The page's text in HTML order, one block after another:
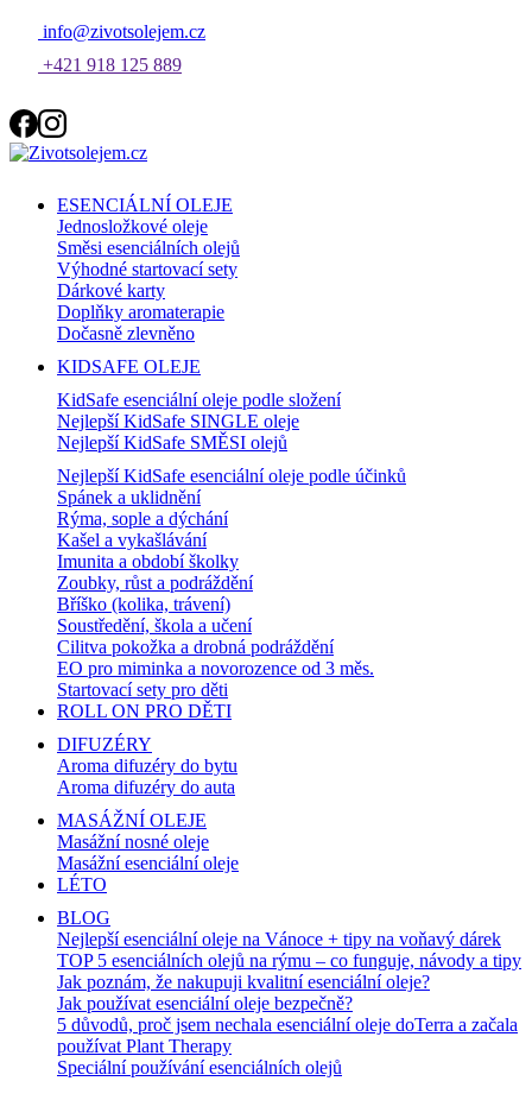
info@zivotsolejem.cz
+421 918 125 889
ESENCIÁLNÍ OLEJE
Jednosložkové oleje
Směsi esenciálních olejů
Výhodné startovací sety
Dárkové karty
Doplňky aromaterapie
Dočasně zlevněno
KIDSAFE OLEJE
KidSafe esenciální oleje podle složení
Nejlepší KidSafe SINGLE oleje
Nejlepší KidSafe SMĚSI olejů
Nejlepší KidSafe esenciální oleje podle účinků
Spánek a uklidnění
Rýma, sople a dýchání
Kašel a vykašlávání
Imunita a období školky
Zoubky, růst a podráždění
Bříško (kolika, trávení)
Soustředění, škola a učení
Cilitva pokožka a drobná podráždění
EO pro miminka a novorozence od 3 měs.
Startovací sety pro děti
ROLL ON PRO DĚTI
DIFUZÉRY
Aroma difuzéry do bytu
Aroma difuzéry do auta
MASÁŽNÍ OLEJE
Masážní nosné oleje
Masážní esenciální oleje
LÉTO
BLOG
Nejlepší esenciální oleje na Vánoce + tipy na voňavý dárek
TOP 5 esenciálních olejů na rýmu – co funguje, návody a tipy
Jak poznám, že nakupuji kvalitní esenciální oleje?
Jak používat esenciální oleje bezpečně?
5 důvodů, proč jsem nechala esenciální oleje doTerra a začala
používat Plant Therapy
Speciální používání esenciálních olejů